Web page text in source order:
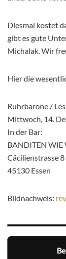
Diesmal kostet
gibt es gute
Michalak. Wir
Hier die
Ruhrbarone /
Mittwoch, 14.
In der Bar:
BANDITEN WIE
Cäcilienstrasse 8
45130 Essen
Bildnachweis: